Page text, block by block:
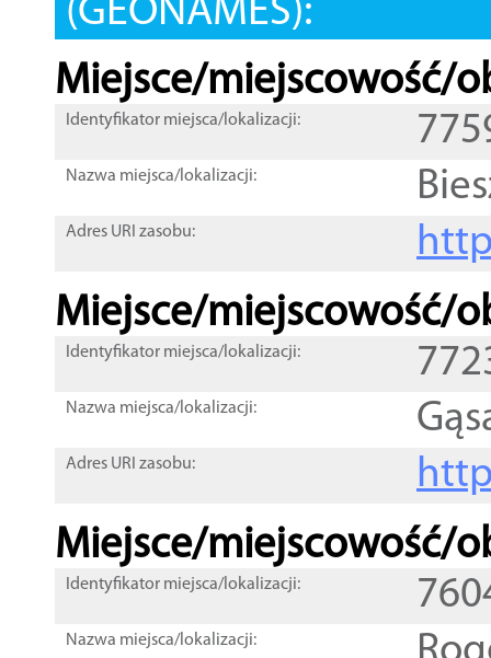
(GEONAMES):
Miejsce/miejscowość/
Identyfikator miejsca/lokalizacji:
Nazwa miejsca/lokalizacji:
Adres URI zasobu:
Miejsce/miejscowość/
Identyfikator miejsca/lokalizacji:
Nazwa miejsca/lokalizacji:
Adres URI zasobu:
Miejsce/miejscowość/
Identyfikator miejsca/lokalizacji:
Nazwa miejsca/lokalizacji: